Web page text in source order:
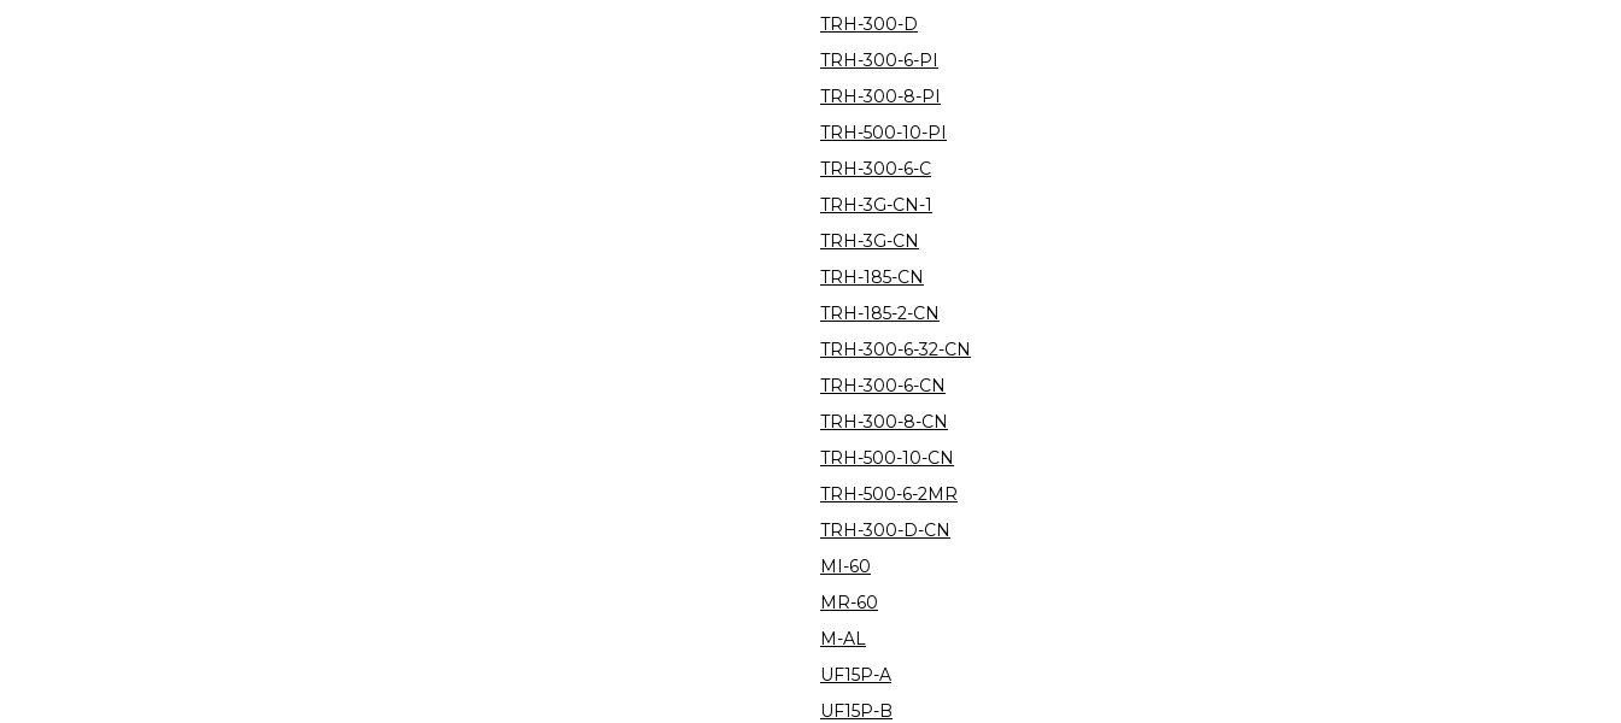
TRH-300-D
TRH-300-6-PI
TRH-300-8-PI
TRH-500-10-PI
TRH-300-6-C
TRH-3G-CN-1
TRH-3G-CN
TRH-185-CN
TRH-185-2-CN
TRH-300-6-32-CN
TRH-300-6-CN
TRH-300-8-CN
TRH-500-10-CN
TRH-500-6-2MR
TRH-300-D-CN
MI-60
MR-60
M-AL
UF15P-A
UF15P-B